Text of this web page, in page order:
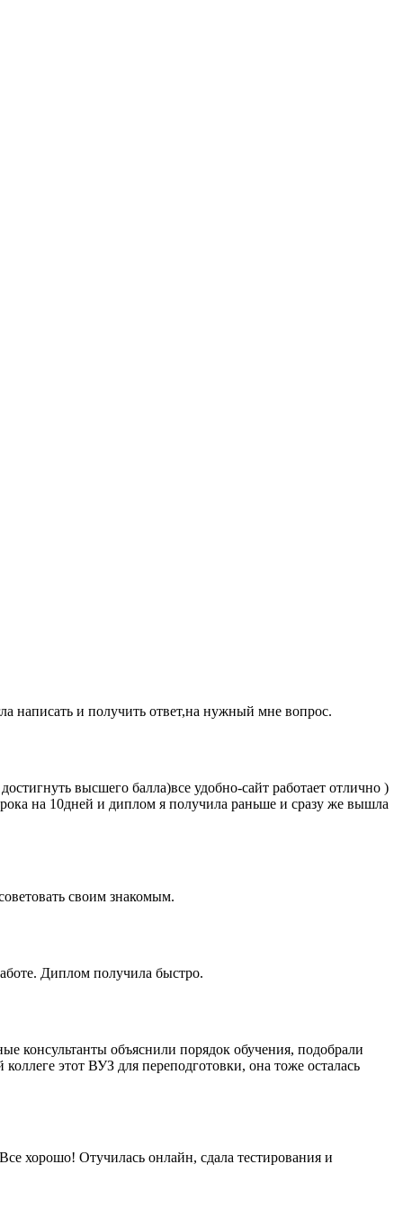
написать и получить ответ,на нужный мне вопрос.
высшего балла)все удобно-сайт работает отлично )
на 10дней и диплом я получила раньше и сразу же вышла
своим знакомым.
Диплом получила быстро.
консультанты объяснили порядок обучения, подобрали
этот ВУЗ для переподготовки, она тоже осталась
хорошо! Отучилась онлайн, сдала тестирования и